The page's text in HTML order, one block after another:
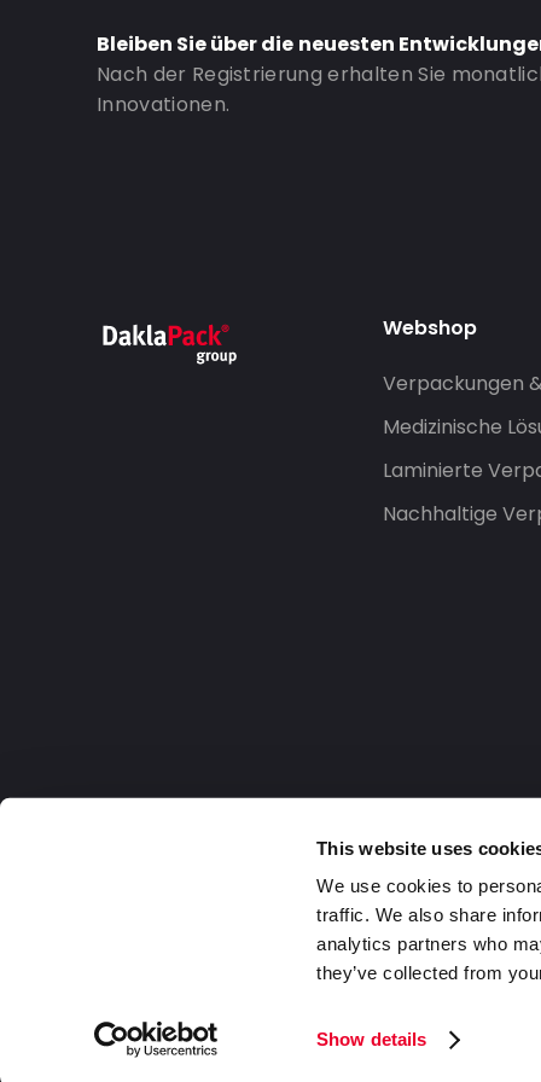
This website uses
We use cookies to
traffic. We also share
analytics partners who
they’ve collected from
Show details
Valve: Ohne Ventil
Bestell-ID: 833
Bleiben Sie über die neuesten
Nach der Registrierung erhalten Sie
Innovationen.
Webshop
Verpackungen
Medizinische
Laminierte
Nachhaltige
2026 DaklaPack Group. Alle Rechte